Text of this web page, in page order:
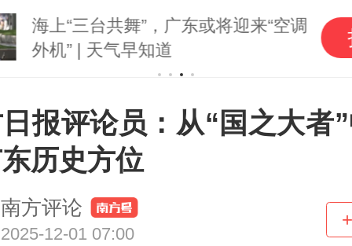
海上“三台共舞”，广东或将迎来“空调
外机” | 天气早知道
报评论员：从“国之大者
历史方位
南方评论
2025-12-01 07:00